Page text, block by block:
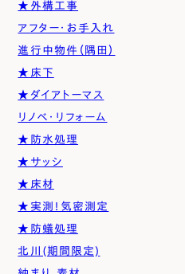
★外構工事
アフター・お手入れ
進行中物件（隅田）
★床下
★ダイアトーマス
リノベ・リフォーム
★防水処理
★サッシ
★床材
★実測！気密測定
★防蟻処理
北川(期間限定)